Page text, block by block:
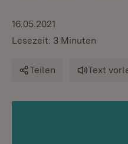
16.05.2021
Lesezeit: 3 Minuten
Teilen Text